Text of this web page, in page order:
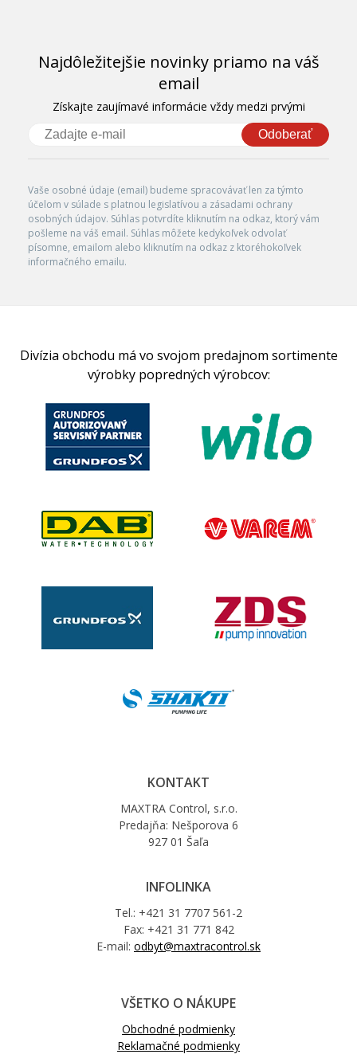
Najdôležitejšie novinky priamo na váš
email
Získajte zaujímavé informácie vždy medzi prvými
Odoberať
Vaše osobné údaje (email) budeme spracovávať len za týmto
účelom v súlade s platnou legislatívou a zásadami ochrany
osobných údajov. Súhlas potvrdíte kliknutím na odkaz, ktorý vám
pošleme na váš email. Súhlas môžete kedykoľvek odvolať
písomne, emailom alebo kliknutím na odkaz z ktoréhokoľvek
informačného emailu.
Divízia obchodu má vo svojom predajnom sortimente
výrobky popredných výrobcov:
KONTAKT
MAXTRA Control, s.r.o.
Predajňa: Nešporova 6
927 01 Šaľa
INFOLINKA
Tel.: +421 31 7707 561-2
Fax: +421 31 771 842
E-mail: odbyt@maxtracontrol.sk
VŠETKO O NÁKUPE
Obchodné podmienky
Reklamačné podmienky